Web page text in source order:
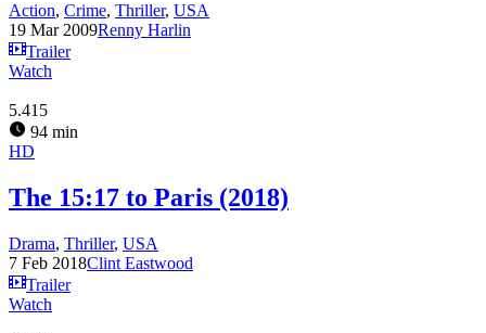
Action, Crime, Thriller, USA
19 Mar 2009Renny Harlin
Trailer
Watch
5.415
94 min
HD
The 15:17 to Paris (2018)
Drama, Thriller, USA
7 Feb 2018Clint Eastwood
Trailer
Watch